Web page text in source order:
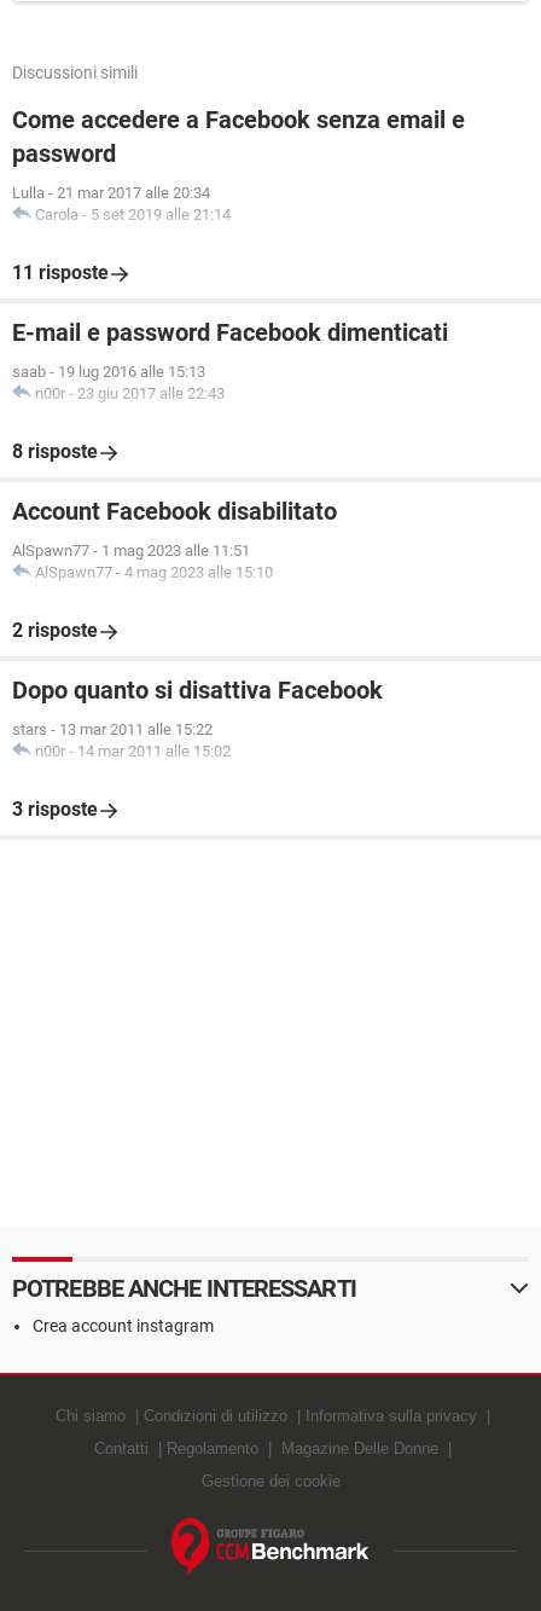
Discussioni simili
Come accedere a Facebook senza email e
password
Lulla - 21 mar 2017 alle 20:34
Carola - 5 set 2019 alle 21:14
11 risposte
E-mail e password Facebook dimenticati
saab - 19 lug 2016 alle 15:13
n00r - 23 giu 2017 alle 22:43
8 risposte
Account Facebook disabilitato
AlSpawn77 - 1 mag 2023 alle 11:51
AlSpawn77 - 4 mag 2023 alle 15:10
2 risposte
Dopo quanto si disattiva Facebook
stars - 13 mar 2011 alle 15:22
n00r - 14 mar 2011 alle 15:02
3 risposte
POTREBBE ANCHE INTERESSARTI
Crea account instagram
Chi siamo Condizioni di utilizzo
Informativa sulla privacy
Contatti
Regolamento
Magazine Delle Donne
Gestione dei cookie